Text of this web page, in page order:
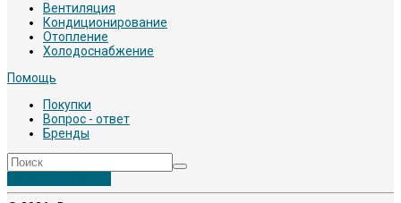
Вентиляция
Кондиционирование
Отопление
Холодоснабжение
Помощь
Покупки
Вопрос - ответ
Бренды